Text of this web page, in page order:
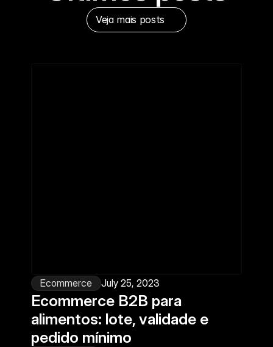
Veja mais posts
Ecommerce July 25, 2023
Ecommerce B2B para
alimentos: lote, validade e
pedido mínimo